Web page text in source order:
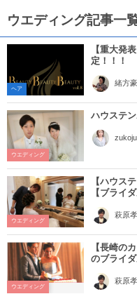
ウエディング記事一
ヘア
【重大発
定！！！
緒方豪
ウエディング
ハウステ
ウエディング
【ハウス
【ブライ
萩原
ウエディング
【長崎の
のブライ
萩原